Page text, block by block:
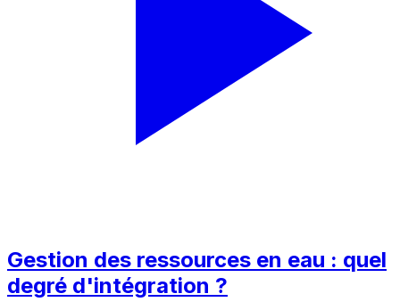
Gestion des ressources en eau : quel
degré d'intégration ?